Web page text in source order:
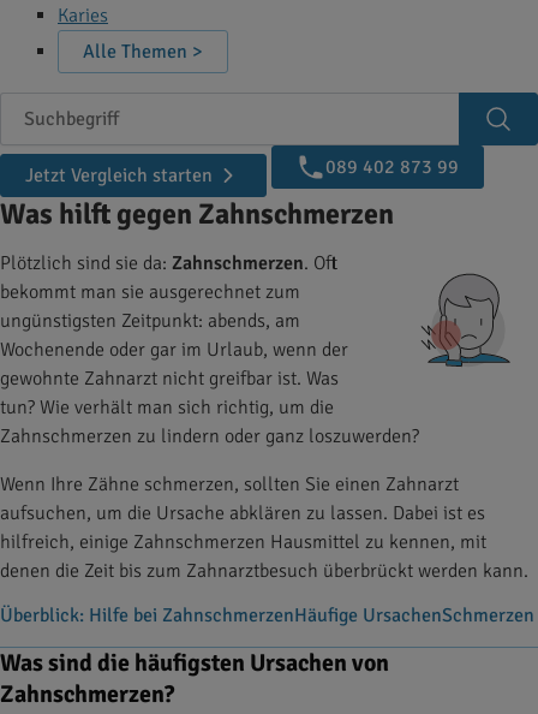
Karies
Alle Themen >
Suchbegriff
Jetzt Vergleich starten
089 402 873 99
Was hilft gegen Zahnschmerzen
Plötzlich sind sie da: Zahnschmerzen. Oft
bekommt man sie ausgerechnet zum
ungünstigsten Zeitpunkt: abends, am
Wochenende oder gar im Urlaub, wenn der
gewohnte Zahnarzt nicht greifbar ist. Was
tun? Wie verhält man sich richtig, um die
Zahnschmerzen zu lindern oder ganz loszuwerden?
Wenn Ihre Zähne schmerzen, sollten Sie einen Zahnarzt
aufsuchen, um die Ursache abklären zu lassen. Dabei ist es
hilfreich, einige Zahnschmerzen Hausmittel zu kennen, mit
denen die Zeit bis zum Zahnarztbesuch überbrückt werden kann.
Überblick: Hilfe bei ZahnschmerzenHäufige Ursachen
Was sind die häufigsten Ursachen von
Zahnschmerzen?